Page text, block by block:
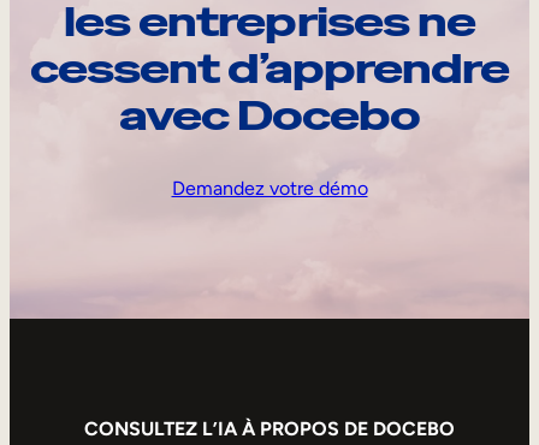
les entreprises ne
cessent d’apprendre
avec Docebo
Demandez votre démo
CONSULTEZ L’IA À PROPOS DE DOCEBO